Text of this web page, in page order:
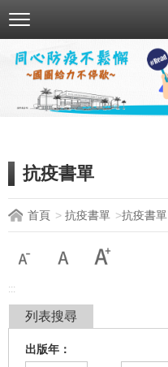
到
抗疫書單
首頁 抗疫書單 抗疫書單
:::
列表搜尋
出版年